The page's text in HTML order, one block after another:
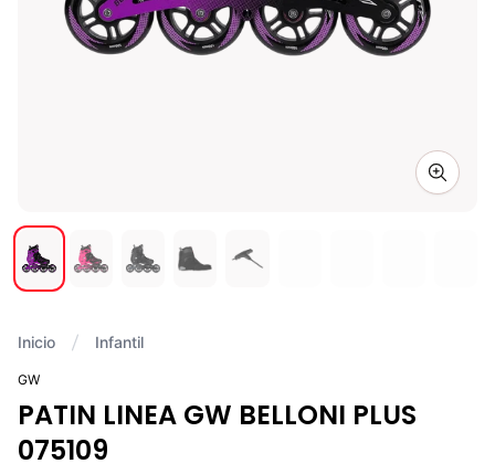
Zoom
Inicio Infantil
GW
PATIN LINEA GW BELLONI PLUS
075109